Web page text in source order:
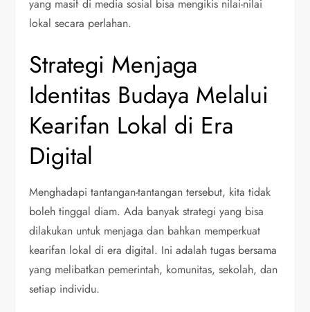
yang masif di media sosial bisa mengikis nilai-nilai
lokal secara perlahan.
Strategi Menjaga
Identitas Budaya Melalui
Kearifan Lokal di Era
Digital
Menghadapi tantangan-tantangan tersebut, kita tidak
boleh tinggal diam. Ada banyak strategi yang bisa
dilakukan untuk menjaga dan bahkan memperkuat
kearifan lokal di era digital. Ini adalah tugas bersama
yang melibatkan pemerintah, komunitas, sekolah, dan
setiap individu.